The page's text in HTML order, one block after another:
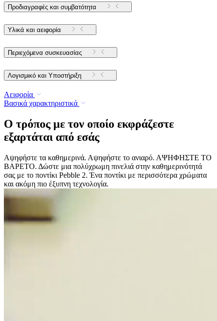
Προδιαγραφές και συμβατότητα
Υλικά και αειφορία
Περιεχόμενα συσκευασίας
Λογισμικό και Υποστήριξη
Αειφορία
Βασικά χαρακτηριστικά
Ο τρόπος με τον οποίο εκφράζεστε
εξαρτάται από εσάς
Αψηφήστε τα καθημερινά. Αψηφήστε το ανιαρό. ΑΨΗΦΗΣΤΕ ΤΟ
ΒΑΡΕΤΟ. Δώστε μια πολύχρωμη πινελιά στην καθημερινότητά
σας με το ποντίκι Pebble 2. Ένα ποντίκι με περισσότερα χρώματα
και ακόμη πιο έξυπνη τεχνολογία.